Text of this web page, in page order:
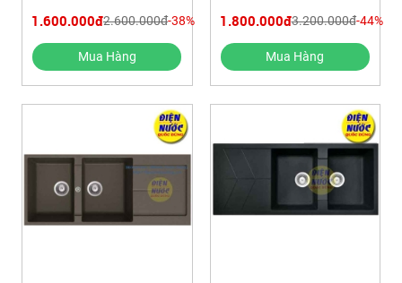
1.600.000đ2.600.000đ-38%
Mua Hàng
1.800.000đ3.200.000đ-44%
Mua Hàng